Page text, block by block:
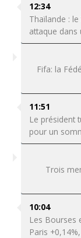
12:34
Thaïlande :
attaque dans
Fifa: la
11:51
Le président
pour un
Trois
10:04
Les Bourses
Paris